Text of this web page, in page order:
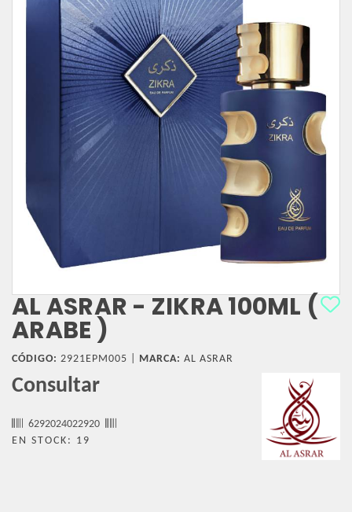
AL ASRAR - ZIKRA 100ML (
ARABE )
CÓDIGO: 2921EPM005 | MARCA: AL ASRAR
Consultar
6292024022920
EN STOCK: 19